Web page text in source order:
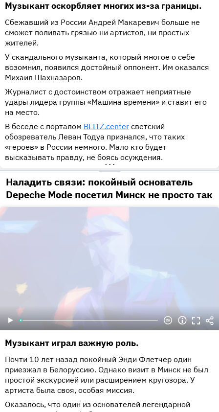
Музыкант оскорбляет многих из-за границы.
Сбежавший из России Андрей Макаревич больше не
сможет поливать грязью ни артистов, ни простых
жителей.
У скандального музыканта, который многое о себе
возомнил, появился достойный оппонент. Им оказался
Михаил Шахназаров.
Журналист с достоинством отражает неприятные
удары лидера группы «Машина времени» и ставит его
на место.
В беседе с порталом BLITZ.center светский
обозреватель Леван Тодуа признался, что таких
«героев» в России немного. Мало кто будет
высказывать правду, не боясь осуждения.
•••
Наладить связи: покойный основатель
Depeche Mode посетил Минск не просто так
Музыкант играл важную роль.
Почти 10 лет назад покойный Энди Флетчер один
приезжал в Белоруссию. Однако визит в Минск не был
простой экскурсией или расширением кругозора. У
артиста была своя, особая миссия.
Оказалось, что один из основателей легендарной